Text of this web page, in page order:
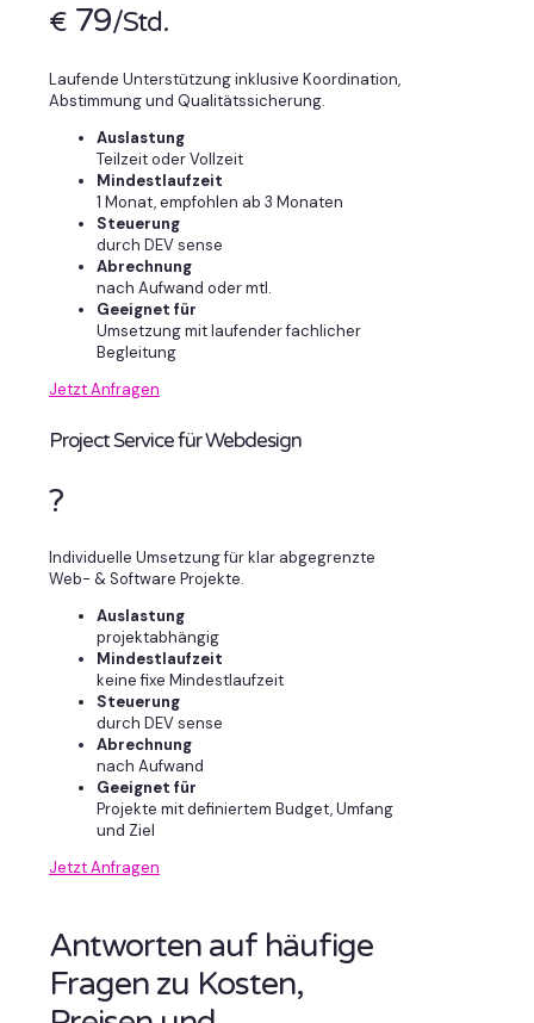
€ 79/Std.
Laufende Unterstützung inklusive Koordination,
Abstimmung und Qualitätssicherung.
Auslastung
Teilzeit oder Vollzeit
Mindestlaufzeit
1 Monat, empfohlen ab 3 Monaten
Steuerung
durch DEV sense
Abrechnung
nach Aufwand oder mtl.
Geeignet für
Umsetzung mit laufender fachlicher
Begleitung
Jetzt Anfragen
Project Service für Webdesign
?
Individuelle Umsetzung für klar abgegrenzte
Web- & Software Projekte.
Auslastung
projektabhängig
Mindestlaufzeit
keine fixe Mindestlaufzeit
Steuerung
durch DEV sense
Abrechnung
nach Aufwand
Geeignet für
Projekte mit definiertem Budget, Umfang
und Ziel
Jetzt Anfragen
Antworten auf häufige
Fragen zu Kosten,